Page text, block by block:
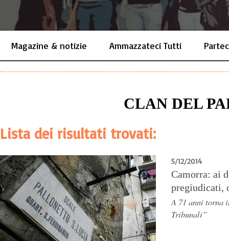
Magazine & notizie Ammazzateci Tutti
CLAN DEL
Lista dei risultati trovati:
5/12/2014
Camorra: ai
pregiudicati,
A 71 anni torna
Tribunali”